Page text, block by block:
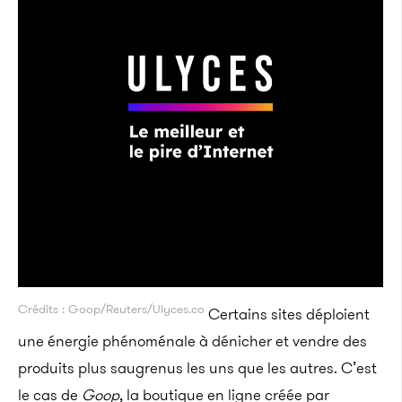
Crédits : Goop/Reuters/Ulyces.co Certains sites déploient
une énergie phénoménale à dénicher et vendre des
produits plus saugrenus les uns que les autres. C’est
le cas de Goop, la boutique en ligne créée par